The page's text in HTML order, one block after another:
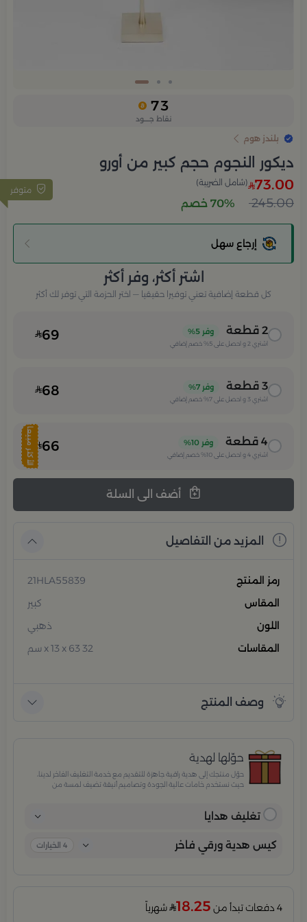
73
نقاط جــــود
بلندز هوم
ديكور النجوم حجم كبير من أورو
متوفر 73.00 (شامل الضريبة)
245.00 70% خصم
إرجاع سهل
اشتر أكثر، وفر أكثر
كل قطعة إضافية تعني توفيرا حقيقيا — اختر الحزمة التي توفر لك أكثر
2 قطعة وفر 5%
اشتري 2 و احصل على 5% خصم إضافي 69
3 قطعة وفر 7%
اشتري 3 و احصل على 7% خصم إضافي 68
الأكثر مبيعا 4 قطعة وفر 10%
اشتري 4و احصل على 10% خصم إضافي 66
المزيد من التفاصيل
رمز المنتج
21HLA55839
المقاس
كبير
اللون
ذهبي
المقاسات
32 x 13 x 63 سم
وصف المنتج
حوّلها لهدية
حوّل منتجك إلى هدية راقية جاهزة للتقديم مع خدمة التغليف الفاخر لدينا،
حيث نستخدم خامات عالية الجودة وتصاميم أنيقة تضيف لمسة من
تغليف هدايا
كيس هدية ورقي فاخر 4 الخيارات
4 دفعات تبدأ من 18.25 شهرياً